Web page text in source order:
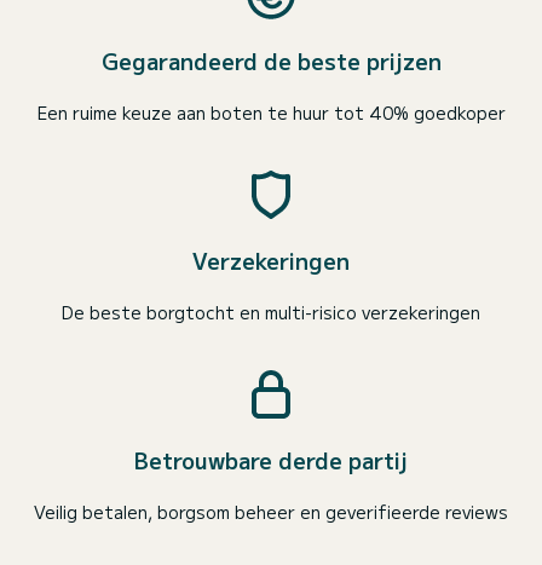
Gegarandeerd de beste prijzen
Een ruime keuze aan boten te huur tot 40% goedkoper
Verzekeringen
De beste borgtocht en multi-risico verzekeringen
Betrouwbare derde partij
Veilig betalen, borgsom beheer en geverifieerde reviews